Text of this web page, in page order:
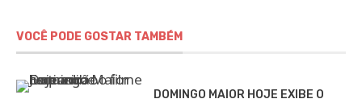
VOCÊ PODE GOSTAR TAMBÉM
DOMINGO MAIOR HOJE EXIBE O